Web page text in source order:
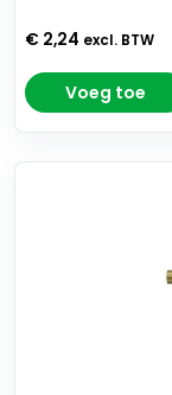
€ 2,24 excl. BTW
Voeg toe